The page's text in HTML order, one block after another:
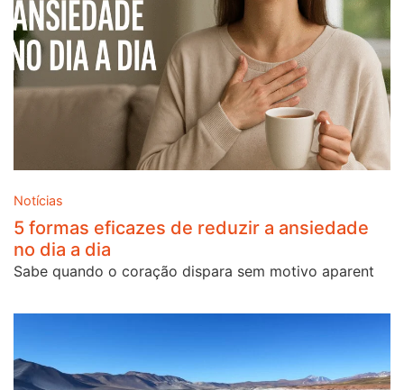
Notícias
5 formas eficazes de reduzir a ansiedade
no dia a dia
Sabe quando o coração dispara sem motivo aparent